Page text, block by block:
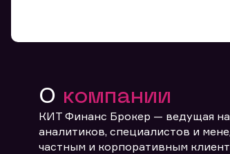
О компании
КИТ Финанс Брокер — ведущая
аналитиков, специалистов и
частным и корпоративным